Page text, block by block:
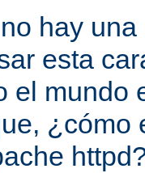
hay
esta
el mundo
¿cómo